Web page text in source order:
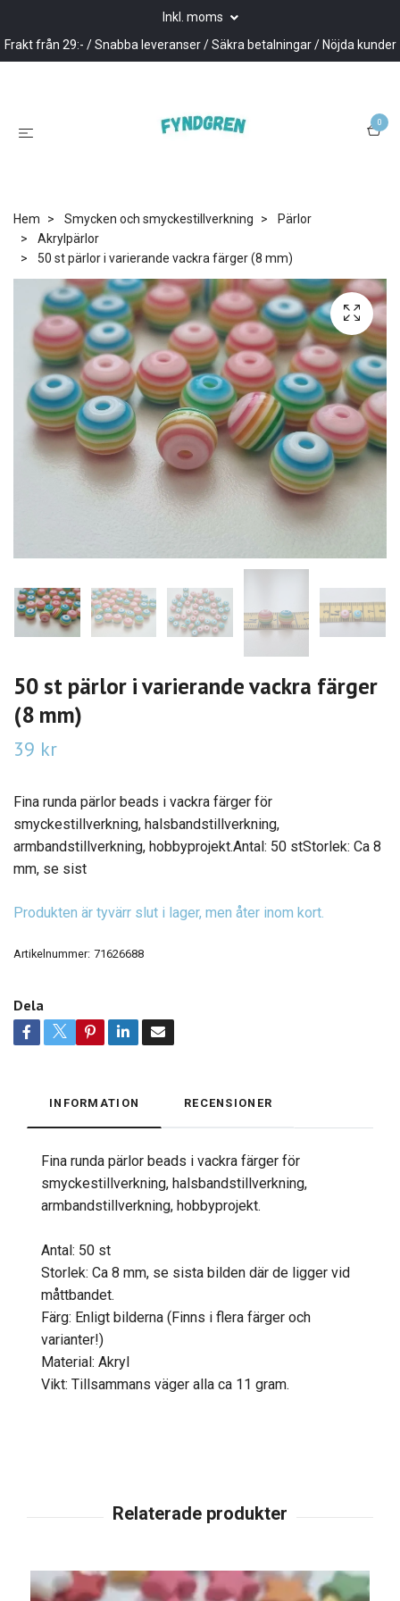
Inkl. moms
Frakt från 29:- / Snabba leveranser / Säkra betalningar / Nöjda kunder
0
Hem Smycken och smyckestillverkning
Pärlor
Akrylpärlor
50 st pärlor i varierande vackra färger (8 mm)
50 st pärlor i varierande vackra färger
(8 mm)
39 kr
Fina runda pärlor beads i vackra färger för
smyckestillverkning, halsbandstillverkning,
armbandstillverkning, hobbyprojekt.Antal: 50 stStorlek: Ca 8
mm, se sist
Produkten är tyvärr slut i lager, men åter inom kort.
Artikelnummer: 71626688
Dela
INFORMATION RECENSIONER
Fina runda pärlor beads i vackra färger för
smyckestillverkning, halsbandstillverkning,
armbandstillverkning, hobbyprojekt.
Antal: 50 st
Storlek: Ca 8 mm, se sista bilden där de ligger vid
måttbandet.
Färg: Enligt bilderna (Finns i flera färger och
varianter!)
Material: Akryl
Vikt: Tillsammans väger alla ca 11 gram.